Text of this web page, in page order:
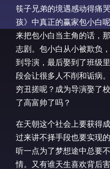
筷子兄弟的境遇感动得痛
孩》中真正的赢家包小白
来把包小白当主角的话，
志剧。包小白从小被欺负
到导演，最后娶到了班级
段会让很多人不削和诟病
穷丑搓呢？成为导演娶了
了高富帅了吗？
在天朝这个社会上要获得
过来讲不择手段也要实现
听一点为了梦想途中总要
情。又有谁天生喜欢背后